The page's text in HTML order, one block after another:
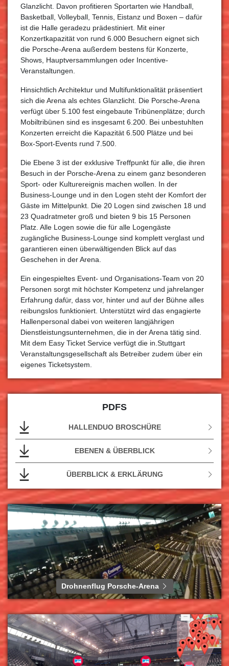
Glanzlicht. Davon profitieren Sportarten wie Handball,
Basketball, Volleyball, Tennis, Eistanz und Boxen – dafür
ist die Halle geradezu prädestiniert. Mit einer
Konzertkapazität von rund 6.000 Besuchern eignet sich
die Porsche-Arena außerdem bestens für Konzerte,
Shows, Hauptversammlungen oder Incentive-
Veranstaltungen.
Hinsichtlich Architektur und Multifunktionalität präsentiert
sich die Arena als echtes Glanzlicht. Die Porsche-Arena
verfügt über 5.100 fest eingebaute Tribünenplätze; durch
Mobiltribünen sind es insgesamt 6.200. Bei unbestuhlten
Konzerten erreicht die Kapazität 6.500 Plätze und bei
Box-Sport-Events rund 7.500.
Die Ebene 3 ist der exklusive Treffpunkt für alle, die ihren
Besuch in der Porsche-Arena zu einem ganz besonderen
Sport- oder Kulturereignis machen wollen. In der
Business-Lounge und in den Logen steht der Komfort der
Gäste im Mittelpunkt. Die 20 Logen sind zwischen 18 und
23 Quadratmeter groß und bieten 9 bis 15 Personen
Platz. Alle Logen sowie die für alle Logengäste
zugängliche Business-Lounge sind komplett verglast und
garantieren einen überwältigenden Blick auf das
Geschehen in der Arena.
Ein eingespieltes Event- und Organisations-Team von 20
Personen sorgt mit höchster Kompetenz und jahrelanger
Erfahrung dafür, dass vor, hinter und auf der Bühne alles
reibungslos funktioniert. Unterstützt wird das engagierte
Hallenpersonal dabei von weiteren langjährigen
Dienstleistungsunternehmen, die in der Arena tätig sind.
Mit dem Easy Ticket Service verfügt die in.Stuttgart
Veranstaltungsgesellschaft als Betreiber zudem über ein
eigenes Ticketsystem.
PDFS
HALLENDUO BROSCHÜRE
EBENEN & ÜBERBLICK
ÜBERBLICK & ERKLÄRUNG
Drohnenflug Porsche-Arena